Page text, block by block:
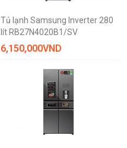
Tủ lạnh Samsung Inverter 280
lít RB27N4020B1/SV
6,150,000VND